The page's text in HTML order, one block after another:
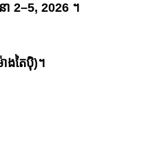
ា 2–5, 2026 ។
ងតៃប៉ិ)។